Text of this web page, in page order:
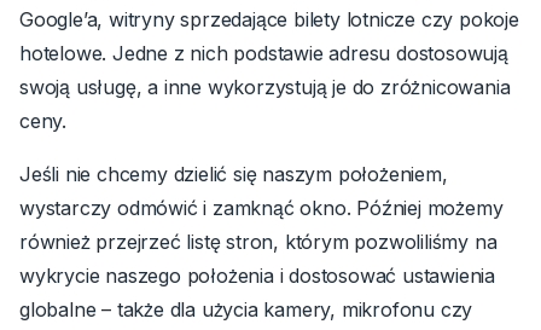
Google’a, witryny sprzedające bilety lotnicze czy pokoje
hotelowe. Jedne z nich podstawie adresu dostosowują
swoją usługę, a inne wykorzystują je do zróżnicowania
ceny.
Jeśli nie chcemy dzielić się naszym położeniem,
wystarczy odmówić i zamknąć okno. Później możemy
również przejrzeć listę stron, którym pozwoliliśmy na
wykrycie naszego położenia i dostosować ustawienia
globalne – także dla użycia kamery, mikrofonu czy